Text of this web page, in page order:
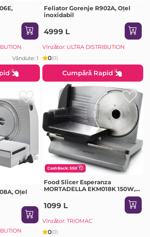
Vândute: 1
Feliator Gorenje R902A, Oțel
inoxidabil
4999 L
Vînzător: ULTRA DISTRIBUTION
0(0)
Cumpără Rapid
Oțel
CashBack: 550
Food Slicer Esperanza
MORTADELLA EKM018K 150W,
Slicing thickness - 0 - 15 mm,
Maximum uninterrupted
working time 5 minutes, Break-
1099 L
Vînzător: TRIOMAC
0(0)